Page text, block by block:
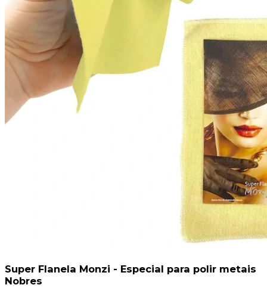
Super Flanela Monzi - Especial para polir metais
Nobres